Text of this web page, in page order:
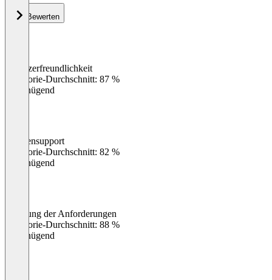
Bewerten
Benutzerfreundlichkeit
Kategorie-Durchschnitt: 87 %
Ungenügend
Kundensupport
Kategorie-Durchschnitt: 82 %
Ungenügend
Erfüllung der Anforderungen
Kategorie-Durchschnitt: 88 %
Ungenügend